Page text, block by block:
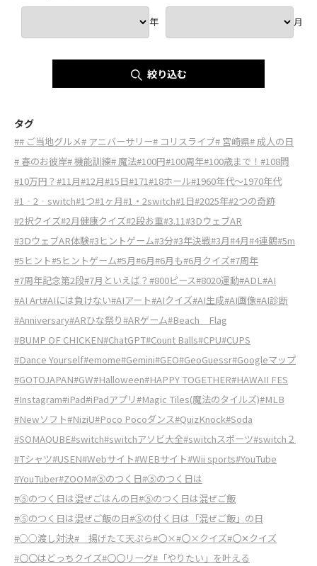
年 月
絞り込む
タグ
## ご当地グルメ# アニバーサリー# コリスライブ# 宮崎県# 成人の日
# 春のお彼岸# 機能訓練# 魔法#100円#100周年#100歳まで！ #108問
#10万円？ #11月#12月#15日#171#18ホール#1960年代～1970年代
#1‐2‐switch#1つ#1ヶ月#1・2switch#1日#2025年#2つの奇跡
#2択クイズ#2月健康クイズ#2段お重#3.11#3DウェブAR
#3ⅮウェブAR体験#3ヒントゲーム#3分#3年決戦#3月#4月#4連鶴#5m
#5ヒント#5ヒントゲーム#5月#6月#6月も#6月クイズ#7周年
#7周年記念第2段#7月といえば？ #800ピース#8020運動#ADL #AI
#AI Art#AIには負けない#AIアート#AIクイズ#AI生成#AI画像#AI診断
#Anniversary#ARひな祭り#ARゲーム#Beach Flag
#BUMP OF CHICKEN#ChatGPT#Count Balls#CPU#CUPS
#Dance Yourself#emome#Gemini#GEO#GeoGuessr#Googleマップ
#GOTOJAPAN#GW#Halloween#HAPPY TOGETHER#HAWAII FES
#Instagram#iPad#iPadアプリ#Magic Tiles(魔法のタイルズ)#MLB
#Newソフト#NiziU#Poco Pocoダンス#QuizKnock#Soda
#SOMAQUBE#switch#switchアソビ大全#switchスポーツ#switch２
#Tシャツ#USEN#Webサイト#WEBサイト#Wii sports#YouTube
#YouTuber#ZOOM#⑤のつく日#⑤のつく日は
#⑤のつく日は混ぜごはんの日#⑤のつく日は混ぜご飯
#⑤のつく日は混ぜご飯の日#⑤の付く日は「混ぜご飯」の日
#○○渡し対決# 揚げたて天ぷら#〇×#〇×クイズ#〇✕クイズ
#〇〇はどっちクイズ#〇〇リーグ#「やりたい」を叶える